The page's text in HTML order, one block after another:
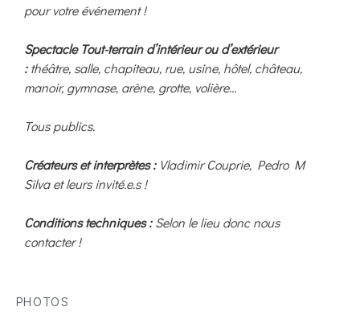
pour votre événement !
Spectacle Tout-terrain d’intérieur ou d’extérieur
:théâtre, salle, chapiteau, rue, usine, hôtel, château,
manoir, gymnase, arène, grotte, volière…
Tous publics.
Créateurs et interprètes :Vladimir Couprie, Pedro M
Silva et leurs invité.e.s !
Conditions techniques :Selon le lieu donc nous
contacter !
PHOTOS